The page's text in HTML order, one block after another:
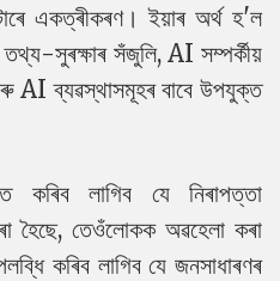
একত্ৰীকৰণ। ইয়াৰ অৰ্থ হ'ল
তথ্য-সুৰক্ষাৰ সঁজুলি, AI সম্পৰ্কীয়
AI ব্যৱস্থাসমূহৰ বাবে উপযুক্ত
কৰিব লাগিব যে নিৰাপত্তা
হৈছে, তেওঁলোকক অৱহেলা কৰা
কৰিব লাগিব যে জনসাধাৰণৰ